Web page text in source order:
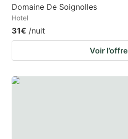
Domaine De Soignolles
Hotel
31€ /nuit
Voir l’offre